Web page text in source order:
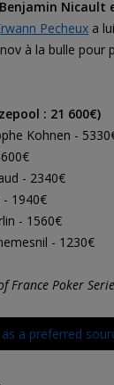
Benjamin Nicault
Pecheux a
à la bulle pour
: 21 600€)
Kohnen -
- 2340€
- 1940€
- 1560€
- 1230€
France Poker